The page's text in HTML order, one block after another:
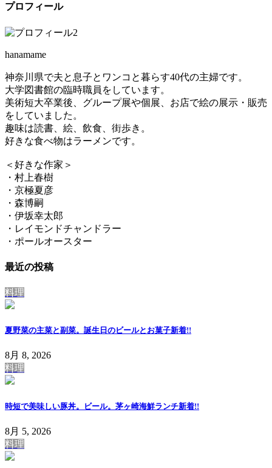
プロフィール
hanamame
神奈川県で夫と息子とワンコと暮らす40代の主婦です。
大学図書館の臨時職員をしています。
美術短大卒業後、グループ展や個展、お店で絵の展示・販売
をしていました。
趣味は読書、絵、飲食、街歩き。
好きな食べ物はラーメンです。
＜好きな作家＞
・村上春樹
・京極夏彦
・森博嗣
・伊坂幸太郎
・レイモンドチャンドラー
・ポールオースター
最近の投稿
料理
夏野菜の主菜と副菜。誕生日のビールとお菓子新着!!
8月 8, 2026
料理
時短で美味しい豚丼。ビール。茅ヶ崎海鮮ランチ新着!!
8月 5, 2026
料理